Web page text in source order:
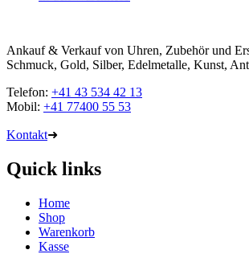
Ankauf & Verkauf von Uhren, Zubehör und
Schmuck, Gold, Silber, Edelmetalle, Kunst,
Telefon: +41 43 534 42 13
Mobil: +41 77400 55 53
Kontakt➜
Quick links
Home
Shop
Warenkorb
Kasse